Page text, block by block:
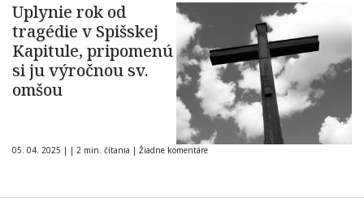
Uplynie rok od
tragédie v Spišskej
Kapitule, pripomenú
si ju výročnou sv.
omšou
05. 04. 2025 | | 2 min. čítania | Žiadne komentáre